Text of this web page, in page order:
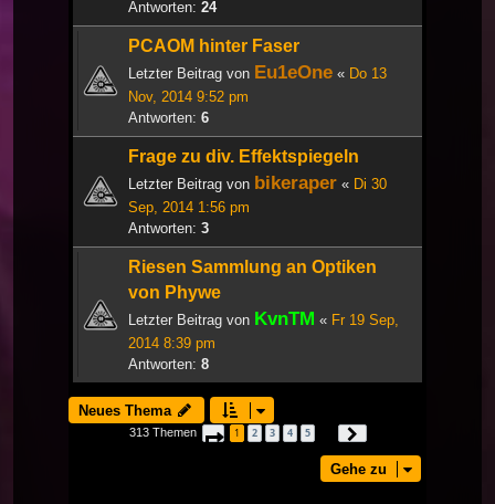
Antworten: 24
PCAOM hinter Faser
Letzter Beitrag von Eu1eOne « Do 13
Nov, 2014 9:52 pm
Antworten: 6
Frage zu div. Effektspiegeln
Letzter Beitrag von bikeraper « Di 30
Sep, 2014 1:56 pm
Antworten: 3
Riesen Sammlung an Optiken
von Phywe
Letzter Beitrag von KvnTM « Fr 19 Sep,
2014 8:39 pm
Antworten: 8
Neues Thema
313 Themen Seite 1von 11
1 2 3 4 5
Gehe zu